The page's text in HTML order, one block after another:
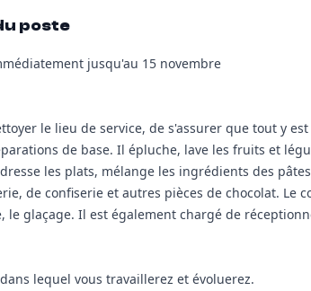
poste
jusqu'au 15 novembre
le lieu de service, de s'assurer que tout y
de base. Il épluche, lave les fruits et
les plats, mélange les ingrédients des
de confiserie et autres pièces de chocolat. Le
le glaçage. Il est également chargé de
lequel vous travaillerez et évoluerez.